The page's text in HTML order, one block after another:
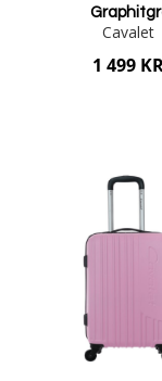
Cavalet
1 499